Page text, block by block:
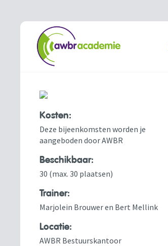
Kosten:
Deze bijeenkomsten worden je
aangeboden door AWBR
Beschikbaar:
30 (max. 30 plaatsen)
Trainer:
Marjolein Brouwer en Bert Mellink
Locatie:
AWBR Bestuurskantoor